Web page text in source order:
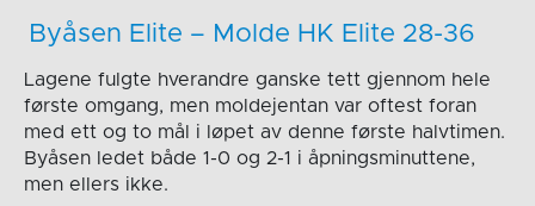
Byåsen Elite – Molde HK Elite 28-36
Lagene fulgte hverandre ganske tett gjennom hele
første omgang, men moldejentan var oftest foran
med ett og to mål i løpet av denne første halvtimen.
Byåsen ledet både 1-0 og 2-1 i åpningsminuttene,
men ellers ikke.